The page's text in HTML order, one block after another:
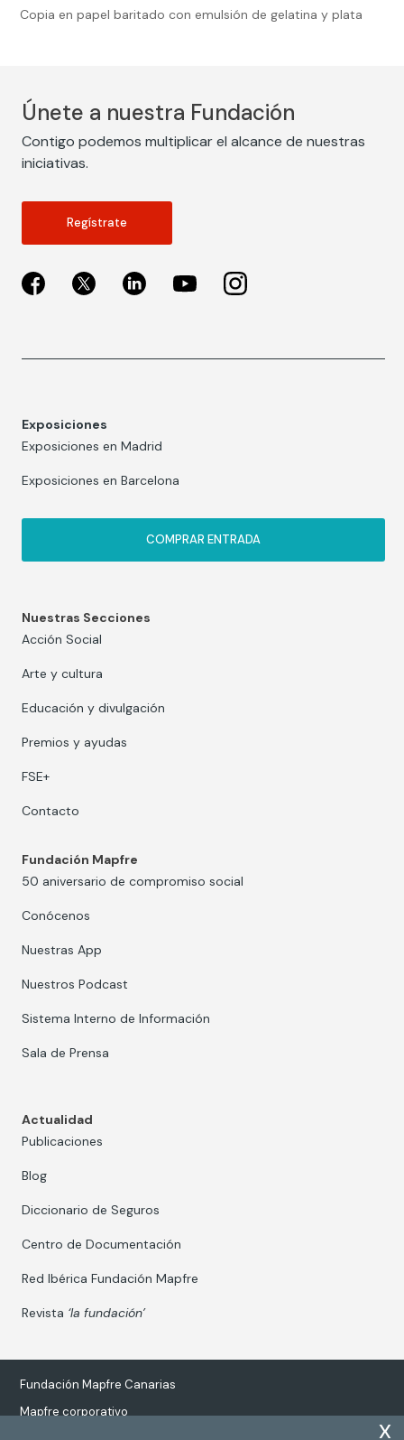
Copia en papel baritado con emulsión de gelatina y plata
x
Únete a nuestra Fundación
Contigo podemos multiplicar el alcance de nuestras
iniciativas.
Regístrate
Exposiciones
Exposiciones en Madrid
Exposiciones en Barcelona
COMPRAR ENTRADA
Nuestras Secciones
Acción Social
Arte y cultura
Educación y divulgación
Premios y ayudas
FSE+
Contacto
Fundación Mapfre
50 aniversario de compromiso social
Conócenos
Nuestras App
Nuestros Podcast
Sistema Interno de Información
Sala de Prensa
Actualidad
Publicaciones
Blog
Diccionario de Seguros
Centro de Documentación
Red Ibérica Fundación Mapfre
Revista ‘la fundación’
Fundación Mapfre Canarias
Mapfre corporativo